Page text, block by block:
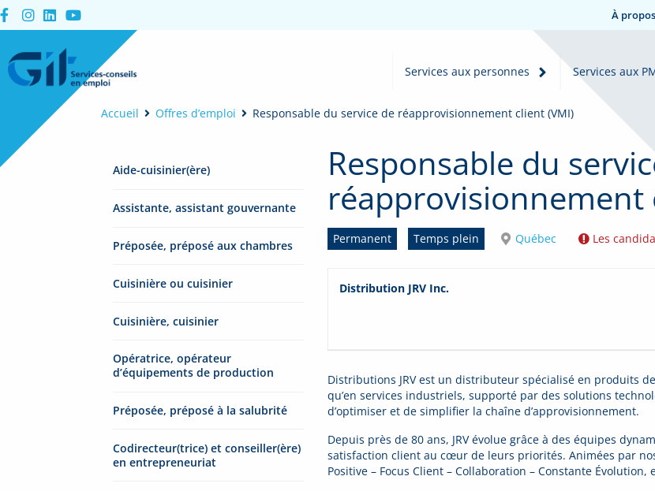
À propos
Services aux personnes Services aux
Accueil Offres d’emploi Responsable du service de réapprovisionnement client (VMI)
Aide-cuisinier(ère)
Assistante, assistant gouvernante
Préposée, préposé aux chambres
Cuisinière ou cuisinier
Cuisinière, cuisinier
Opératrice, opérateur
d’équipements de production
Préposée, préposé à la salubrité
Codirecteur(trice) et conseiller(ère)
en entrepreneuriat
Responsable du
réapprovisionnement
Permanent Temps plein Québec Les
Distribution JRV Inc.
Distributions JRV est un distributeur spécialisé en produits
qu’en services industriels, supporté par des solutions
d’optimiser et de simplifier la chaîne d’approvisionnement.
Depuis près de 80 ans, JRV évolue grâce à des équipes
satisfaction client au cœur de leurs priorités. Animées par
Positive – Focus Client – Collaboration – Constante